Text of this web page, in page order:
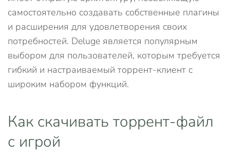
самостоятельно создавать собственные плагины
и расширения для удовлетворения своих
потребностей. Deluge является популярным
выбором для пользователей, которым требуется
гибкий и настраиваемый торрент-клиент с
широким набором функций.
Как скачивать торрент-файл
с игрой